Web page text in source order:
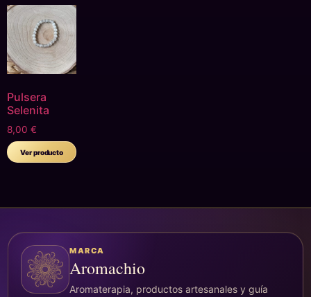
Pulsera
Selenita
8,00 €
Ver producto
MARCA
Aromachio
Aromaterapia, productos artesanales y guía